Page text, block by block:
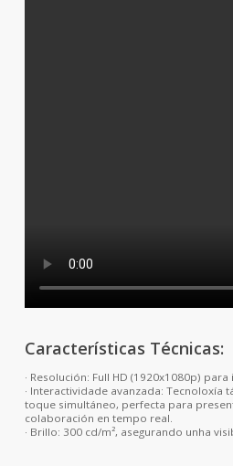
Características Técnicas:
· Resolución: Full HD (1920x1080p)
· Interactividade avanzada: Tecnoloxía
toque simultáneo, perfecta para
colaboración en tempo real.
· Brillo: 300 cd/m², asegurando unha